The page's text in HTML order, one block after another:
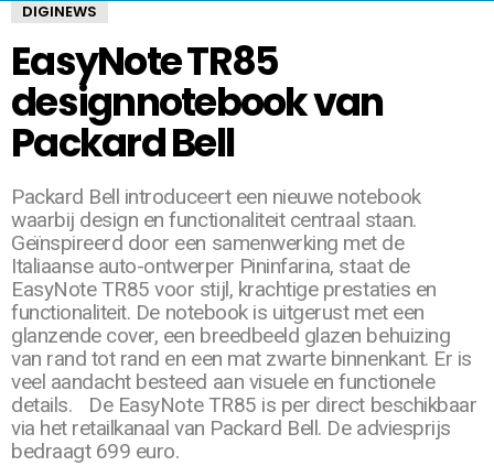
DIGINEWS
EasyNote TR85
designnotebook van
Packard Bell
Packard Bell introduceert een nieuwe notebook
waarbij design en functionaliteit centraal staan.
Geïnspireerd door een samenwerking met de
Italiaanse auto-ontwerper Pininfarina, staat de
EasyNote TR85 voor stijl, krachtige prestaties en
functionaliteit. De notebook is uitgerust met een
glanzende cover, een breedbeeld glazen behuizing
van rand tot rand en een mat zwarte binnenkant. Er is
veel aandacht besteed aan visuele en functionele
details. De EasyNote TR85 is per direct beschikbaar
via het retailkanaal van Packard Bell. De adviesprijs
bedraagt 699 euro.